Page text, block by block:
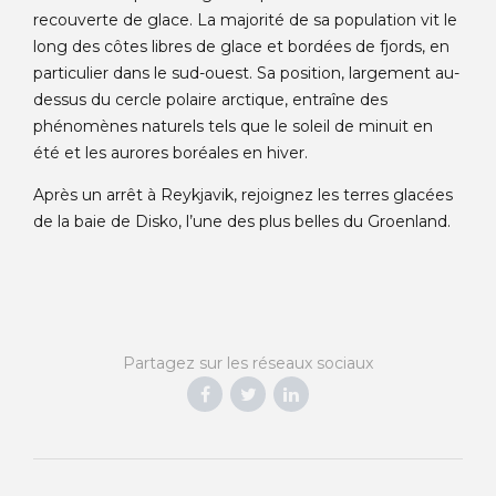
recouverte de glace. La majorité de sa population vit le
long des côtes libres de glace et bordées de fjords, en
particulier dans le sud-ouest. Sa position, largement au-
dessus du cercle polaire arctique, entraîne des
phénomènes naturels tels que le soleil de minuit en
été et les aurores boréales en hiver.
Après un arrêt à Reykjavik, rejoignez les terres glacées
de la baie de Disko, l’une des plus belles du Groenland.
Partagez sur les réseaux sociaux